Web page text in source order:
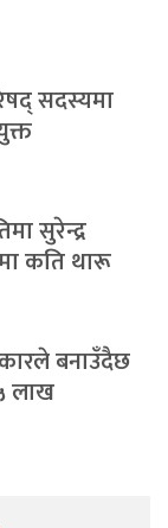
सदस्यमा
सुरेन्द्र
कति थारू
बनाउँदैछ
लाख